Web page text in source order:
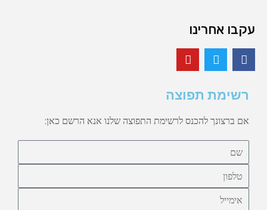
עקבו אחרינו
רשימת תפוצה
אם ברצונך להכנס לרשימת התפוצה שלנו אנא הרשם כאן: